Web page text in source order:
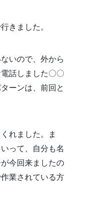
きました。
いので、外から
話しました〇〇
ーンは、前回と
れました。ま
って、自分も名
今回来ましたの
業されている方